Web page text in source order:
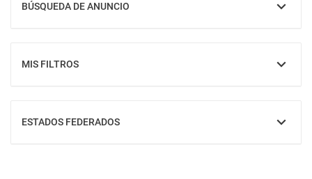
BÚSQUEDA DE ANUNCIO
MOSTRAR
MIS FILTROS
MOSTRAR
ESTADOS FEDERADOS
MOSTRAR